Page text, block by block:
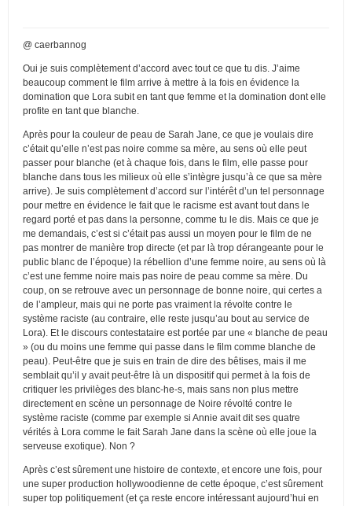
@ caerbannog
Oui je suis complètement d’accord avec tout ce que tu dis. J’aime
beaucoup comment le film arrive à mettre à la fois en évidence la
domination que Lora subit en tant que femme et la domination dont elle
profite en tant que blanche.
Après pour la couleur de peau de Sarah Jane, ce que je voulais dire
c’était qu’elle n’est pas noire comme sa mère, au sens où elle peut
passer pour blanche (et à chaque fois, dans le film, elle passe pour
blanche dans tous les milieux où elle s’intègre jusqu’à ce que sa mère
arrive). Je suis complètement d’accord sur l’intérêt d’un tel personnage
pour mettre en évidence le fait que le racisme est avant tout dans le
regard porté et pas dans la personne, comme tu le dis. Mais ce que je
me demandais, c’est si c’était pas aussi un moyen pour le film de ne
pas montrer de manière trop directe (et par là trop dérangeante pour le
public blanc de l’époque) la rébellion d’une femme noire, au sens où là
c’est une femme noire mais pas noire de peau comme sa mère. Du
coup, on se retrouve avec un personnage de bonne noire, qui certes a
de l’ampleur, mais qui ne porte pas vraiment la révolte contre le
système raciste (au contraire, elle reste jusqu’au bout au service de
Lora). Et le discours contestataire est portée par une « blanche de peau
» (ou du moins une femme qui passe dans le film comme blanche de
peau). Peut-être que je suis en train de dire des bêtises, mais il me
semblait qu’il y avait peut-être là un dispositif qui permet à la fois de
critiquer les privilèges des blanc-he-s, mais sans non plus mettre
directement en scène un personnage de Noire révolté contre le
système raciste (comme par exemple si Annie avait dit ses quatre
vérités à Lora comme le fait Sarah Jane dans la scène où elle joue la
serveuse exotique). Non ?
Après c’est sûrement une histoire de contexte, et encore une fois, pour
une super production hollywoodienne de cette époque, c’est sûrement
super top politiquement (et ça reste encore intéressant aujourd’hui en